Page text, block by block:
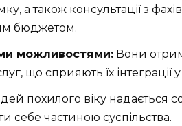
а також консультації з
бюджетом.
можливостями: Вони
що сприяють їх інтеграції у
похилого віку надається
себе частиною суспільства.